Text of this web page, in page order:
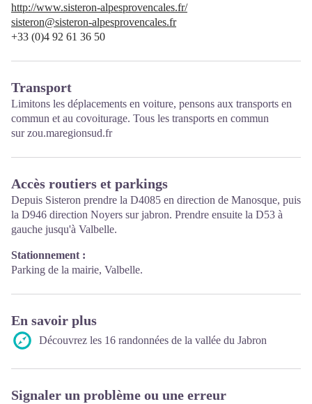
http://www.sisteron-alpesprovencales.fr/
sisteron@sisteron-alpesprovencales.fr
+33 (0)4 92 61 36 50
Transport
Limitons les déplacements en voiture, pensons aux transports en
commun et au covoiturage. Tous les transports en commun
surzou.maregionsud.fr
Accès routiers et parkings
Depuis Sisteron prendre la D4085 en direction de Manosque, puis
la D946 direction Noyers sur jabron. Prendre ensuite la D53 à
gauche jusqu'à Valbelle.
Stationnement :
Parking de la mairie, Valbelle.
En savoir plus
Découvrez les 16 randonnées de la vallée du Jabron
Signaler un problème ou une erreur